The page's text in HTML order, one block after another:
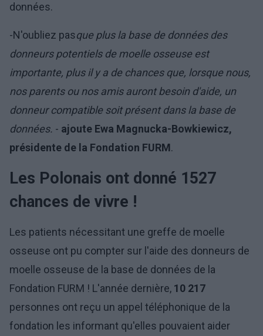
données.
-N'oubliez pasque plus la base de données des
donneurs potentiels de moelle osseuse est
importante, plus il y a de chances que, lorsque nous,
nos parents ou nos amis auront besoin d'aide, un
donneur compatible soit présent dans la base de
données. - ajoute Ewa Magnucka-Bowkiewicz,
présidente de la Fondation FURM.
Les Polonais ont donné 1527
chances de vivre !
Les patients nécessitant une greffe de moelle
osseuse ont pu compter sur l'aide des donneurs de
moelle osseuse de la base de données de la
Fondation FURM ! L'année dernière, 10 217
personnes ont reçu un appel téléphonique de la
fondation les informant qu'elles pouvaient aider